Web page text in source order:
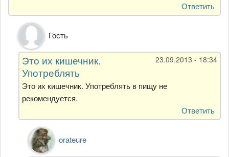
Ответить
Ответ
на
Подскажите,
королевских,
от
Гость
23.09.2013 - 18:34
Это их кишечник.
Употреблять
Это их кишечник. Употреблять в пищу не
рекомендуется.
Ответить
Ответ
на
Это
orateure